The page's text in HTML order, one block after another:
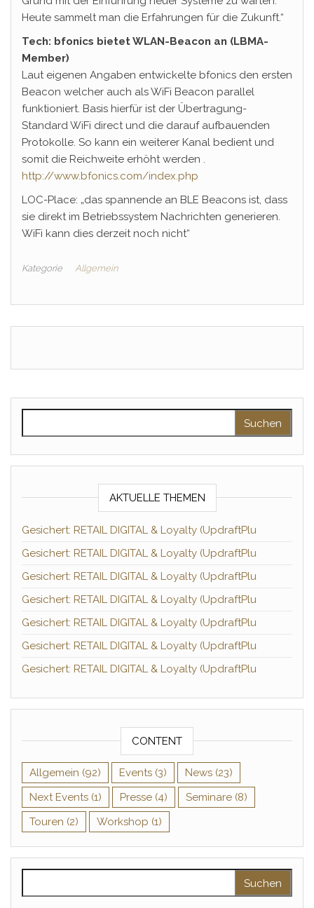
Heute sammelt man die Erfahrungen für die Zukunft.“
Tech: bfonics bietet WLAN-Beacon an (LBMA-
Member)
Laut eigenen Angaben entwickelte bfonics den ersten
Beacon welcher auch als WiFi Beacon parallel
funktioniert. Basis hierfür ist der Übertragung-
Standard WiFi direct und die darauf aufbauenden
Protokolle. So kann ein weiterer Kanal bedient und
somit die Reichweite erhöht werden .
http://www.bfonics.com/index.php
LOC-Place: „das spannende an BLE Beacons ist, dass
sie direkt im Betriebssystem Nachrichten generieren.
WiFi kann dies derzeit noch nicht“
Kategorie Allgemein
AKTUELLE THEMEN
Gesichert: RETAIL DIGITAL & Loyalty (UpdraftPlu
Gesichert: RETAIL DIGITAL & Loyalty (UpdraftPlu
Gesichert: RETAIL DIGITAL & Loyalty (UpdraftPlu
Gesichert: RETAIL DIGITAL & Loyalty (UpdraftPlu
Gesichert: RETAIL DIGITAL & Loyalty (UpdraftPlu
Gesichert: RETAIL DIGITAL & Loyalty (UpdraftPlu
Gesichert: RETAIL DIGITAL & Loyalty (UpdraftPlu
CONTENT
Allgemein (92) Events (3) News (23)
Next Events (1) Presse (4) Seminare (8)
Touren (2) Workshop (1)